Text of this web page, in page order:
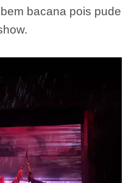
bacana pois pude